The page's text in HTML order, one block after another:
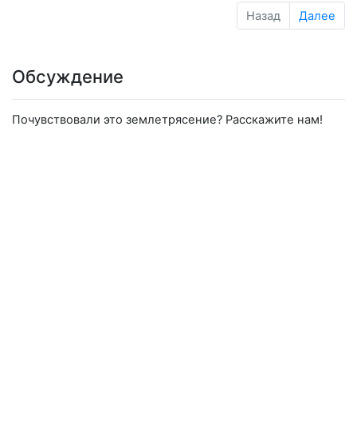
Назад Далее
Обсуждение
Почувствовали это землетрясение? Расскажите нам!